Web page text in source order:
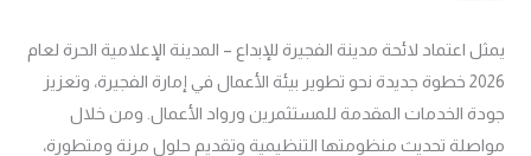
يمثل اعتماد لائحة مدينة الفجيرة للإبداع – المدينة الإعلامية الحرة لعام
2026 خطوة جديدة نحو تطوير بيئة الأعمال في إمارة الفجيرة، وتعزيز
جودة الخدمات المقدمة للمستثمرين ورواد الأعمال. ومن خلال
مواصلة تحديث منظومتها التنظيمية وتقديم حلول مرنة ومتطورة،